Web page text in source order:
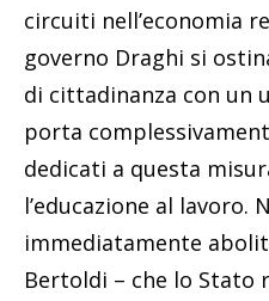
circuiti nell’economia
governo Draghi si
di cittadinanza con un
porta
dedicati a questa
l’educazione al lavoro.
immediatamente
Bertoldi – che lo Stato